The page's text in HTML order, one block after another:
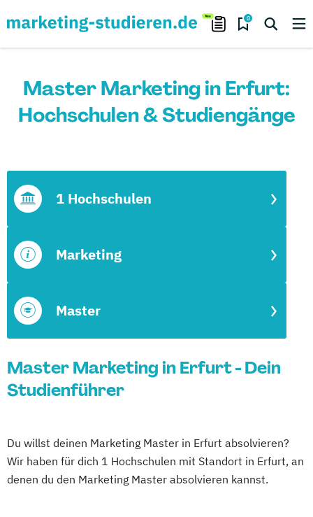
0
Master Marketing in Erfurt:
Hochschulen & Studiengänge
Master
Marketing
1 Hochschulen
Master Marketing in Erfurt - Dein
Studienführer
Du willst deinen Marketing Master in Erfurt absolvieren?
Wir haben für dich 1 Hochschulen mit Standort in Erfurt, an
denen du den Marketing Master absolvieren kannst.